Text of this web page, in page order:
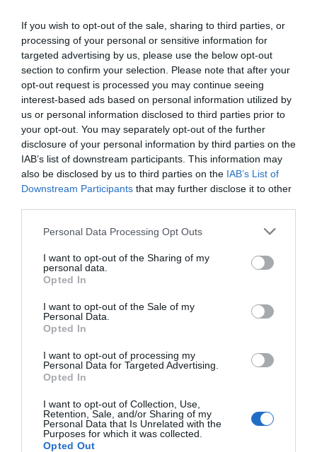
If you wish to opt-out of the sale, sharing to third parties, or
processing of your personal or sensitive information for
targeted advertising by us, please use the below opt-out
section to confirm your selection. Please note that after your
opt-out request is processed you may continue seeing
interest-based ads based on personal information utilized by
us or personal information disclosed to third parties prior to
your opt-out. You may separately opt-out of the further
disclosure of your personal information by third parties on the
IAB’s list of downstream participants. This information may
also be disclosed by us to third parties on the IAB’s List of
Downstream Participants that may further disclose it to other
Please note that this website/app uses one or more Google
not limited to your visit or usage behaviour. You may click to
grant or deny consent to Google and its third-party tags to
use your data for below specified purposes in below Google
consent section.
Personal Data Processing Opt Outs
I want to opt-out of the Sharing of my
personal data.
Opted In
I want to opt-out of the Sale of my
Personal Data.
Opted In
I want to opt-out of processing my
Personal Data for Targeted Advertising.
Opted In
I want to opt-out of Collection, Use,
Retention, Sale, and/or Sharing of my
Personal Data that Is Unrelated with the
Purposes for which it was collected.
Opted Out
– Είχε γυριστεί όταν ήταν στη Μόρια
Μεξικό και Αργεντινή στηρίζουν τον
Ινφαντίνο, ενώ συνεχίζεται η κρίση στη
FIFA
Εμπρησμός στη Marfin: Προθεσμία για να
απολογηθεί την Τρίτη έλαβε η 46χρονη –
Παραμένει κρατούμενη στη ΓΑΔΑ
Share Tweet